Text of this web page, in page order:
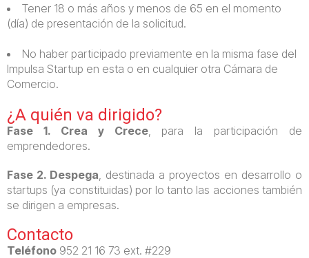
Tener 18 o más años y menos de 65 en el momento
(día) de presentación de la solicitud.
No haber participado previamente en la misma fase del
Impulsa Startup en esta o en cualquier otra Cámara de
Comercio.
¿A quién va dirigido?
Fase 1. Crea y Crece, para la participación de
emprendedores.
Fase 2. Despega , destinada a proyectos en desarrollo o
startups (ya constituidas) por lo tanto las acciones también
se dirigen a empresas.
Contacto
Teléfono 952 21 16 73 ext. #229